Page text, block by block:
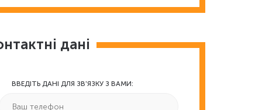
дані
ВВЕДІТЬ ДАНІ ДЛЯ ЗВ'ЯЗКУ З ВАМИ: